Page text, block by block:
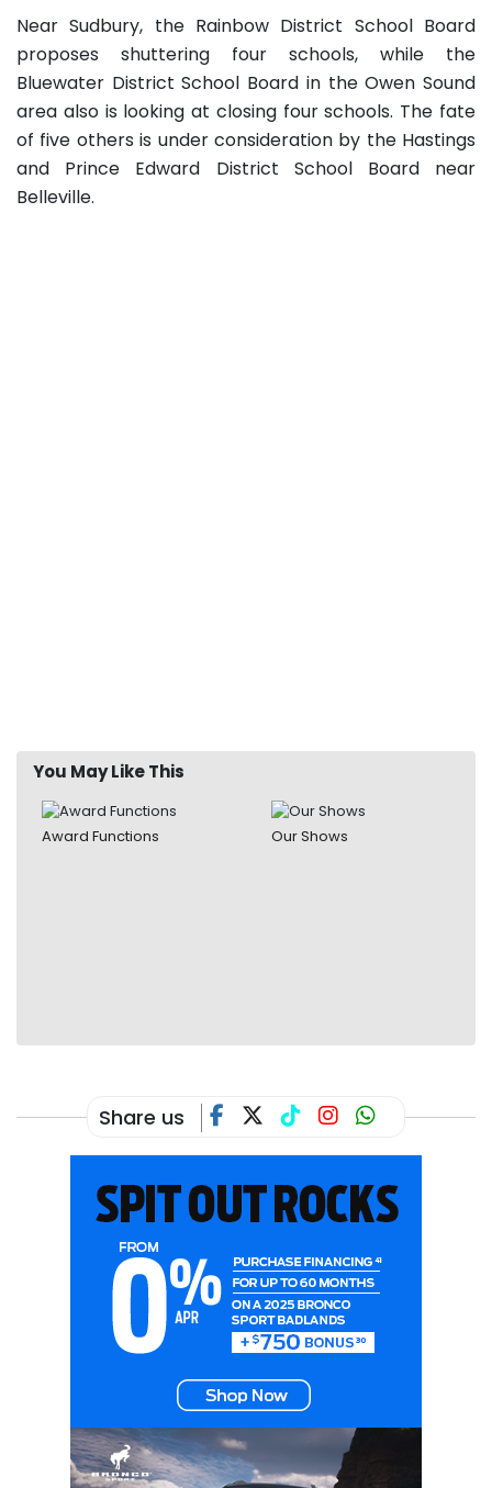
Near Sudbury, the Rainbow District School Board
proposes shuttering four schools, while the
Bluewater District School Board in the Owen Sound
area also is looking at closing four schools. The fate
of five others is under consideration by the Hastings
and Prince Edward District School Board near
Belleville.
You May Like This
Award Functions Our Shows
Share us